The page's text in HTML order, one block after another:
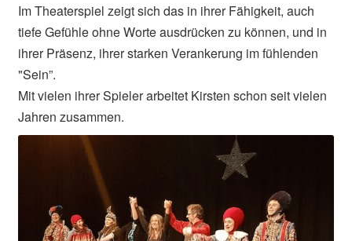
Im Theaterspiel zeigt sich das in ihrer Fähigkeit, auch
tiefe Gefühle ohne Worte ausdrücken zu können, und in
ihrer Präsenz, ihrer starken Verankerung im fühlenden
"Sein”.
Mit vielen ihrer Spieler arbeitet Kirsten schon seit vielen
Jahren zusammen.